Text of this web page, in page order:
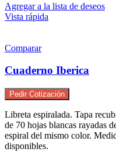
Agregar a la lista de deseos
Vista rápida
Comparar
Cuaderno Iberica
Pedir Cotización
Libreta espiralada. Tapa
de 70 hojas blancas rayadas
espiral del mismo color.
disponibles.